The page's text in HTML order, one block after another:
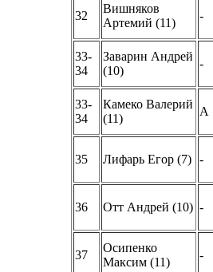
32
Вишняков
Артемий (11)
-
33-
34
Заварин Андрей
(10)
-
33-
34
Камеко Валерий
(11)
A
35 Лифарь Егор (7) -
36 Отт Андрей (10) -
37
Осипенко
Максим (11)
-